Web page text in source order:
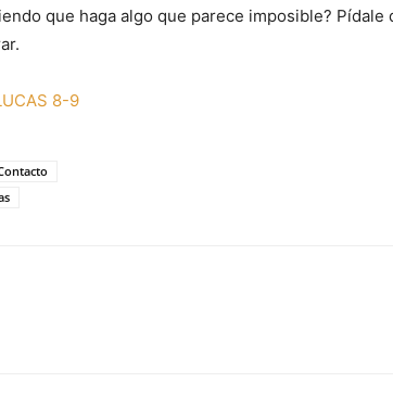
que haga algo que parece imposible? Pídale
8-9